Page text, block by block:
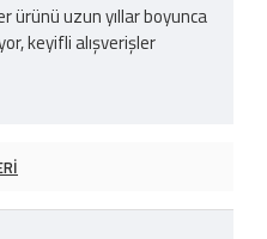
ürünü uzun yıllar boyunca
keyifli alışverişler